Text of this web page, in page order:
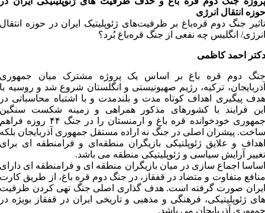
بزرگ
حوزه انتقال انرژی
تاثیر جنگ دوم قره‌باغ بر ظرفیت‌های ژئوپلیتیک ایران در حوزه انتقال
انرژی/ انگلیس چه نفعی از جنگ قره‌باغ بُرد؟
دکتر احمد کاظمی
جنگ دوم قره باغ بر اساس یک پروژه مشترک میان جمهوری
آذربایجان، ترکیه، رژیم صهیونیستی و انگلستان شروع شد و روسیه با
هدف پیگیری اهداف کوتاه مدت و بلندمدت و با اشتباه محاسباتی در
این فرایند با کشورهای مذکور همراهی و زمینه شکست سنگین
جمهوری خودخوانده قره باغ و ارمنستان را در جنگ ۴۴ روزه فراهم
ساخت. پیشران اصلی در جنگ نه اراده مستقل جمهوری آذربایجان بلکه
اهداف و علایق ژئوپلتیکی بازیگران منطقه‌ای و فرامنطقه ای برای
تغییر آرایش سیاسی و ژئوپلیتیکی منطقه می باشد.
اساسا اجماع سازی در میان بازیگران منطقه ای و فرامنطقه ای دارای
منافع متفاوت و متضاد در قفقاز، در جنگ دوم قره باغ، از طریق کارت
ایران صورت گرفته است. هدف گذاری اصلی جنگ تهی کردن ظرفیت
های ژئوپلیتیکی، فرهنگی و مذهبی و تاریخی ایران در قفقاز بویژه در
جمهوری آذربایجان می باشد.